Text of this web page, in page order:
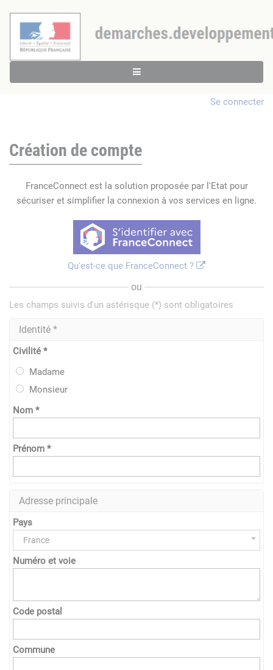
Se connecter
Création de compte
FranceConnect est la solution proposée par l'Etat pour
sécuriser et simplifier la connexion à vos services en ligne.
Qu'est-ce que FranceConnect ?
ou
Les champs suivis d'un astérisque (*) sont obligatoires
Identité *
Civilité *
Madame
Monsieur
Nom *
Prénom *
Adresse principale
Pays
France
Numéro et voie
Code postal
Commune